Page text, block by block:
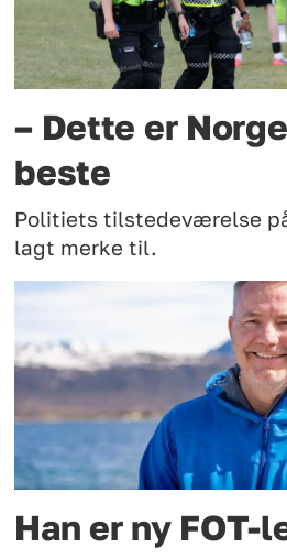
– Dette er
beste
Politiets tilstedeværelse
lagt merke til.
Han er ny FOT-